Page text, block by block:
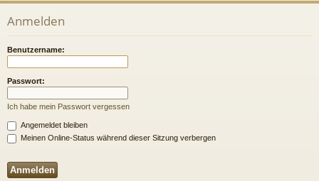
u
Anmelden
Benutzername:
Passwort:
Ich habe mein Passwort vergessen
Angemeldet bleiben
Meinen Online-Status während dieser Sitzung verbergen